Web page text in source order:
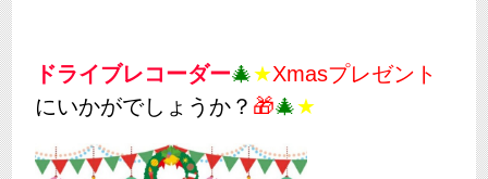
ドライブレコーダー🎄★Xmasプレゼント
にいかがでしょうか？ 🎁🎄★